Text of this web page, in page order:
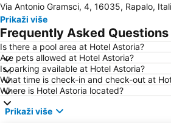
Via Antonio Gramsci, 4, 16035, Rapalo,
Prikaži više
Frequently Asked
Is there a pool area at Hotel Astoria?
Are pets allowed at Hotel Astoria?
Is parking available at Hotel Astoria?
What time is check-in and check-out at
Where is Hotel Astoria located?
Prikaži više